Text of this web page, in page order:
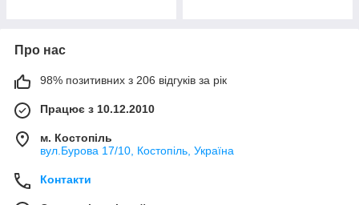
Про нас
98% позитивних з 206 відгуків за рік
Працює з 10.12.2010
м. Костопіль
вул.Бурова 17/10, Костопіль, Україна
Контакти